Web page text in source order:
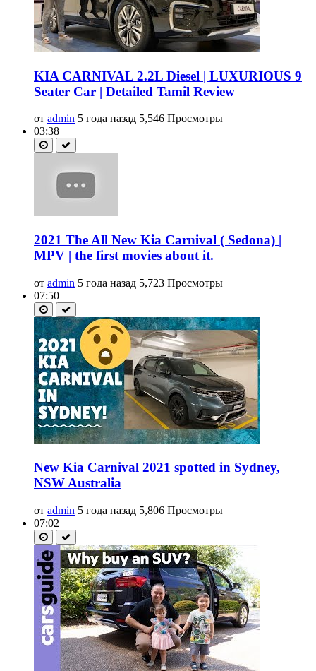
KIA CARNIVAL 2.2L Diesel | LUXURIOUS 9
Seater Car | Detailed Tamil Review
от admin 5 года назад 5,546 Просмотры
03:38
2021 The All New Kia Carnival ( Sedona) |
MPV | the first movies about it.
от admin 5 года назад 5,723 Просмотры
07:50
New Kia Carnival 2021 spotted in Sydney,
NSW Australia
от admin 5 года назад 5,806 Просмотры
07:02